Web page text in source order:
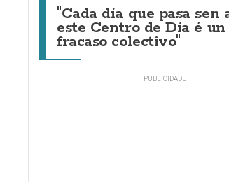
"Cada día que pasa sen
este Centro de Día é un
fracaso colectivo"